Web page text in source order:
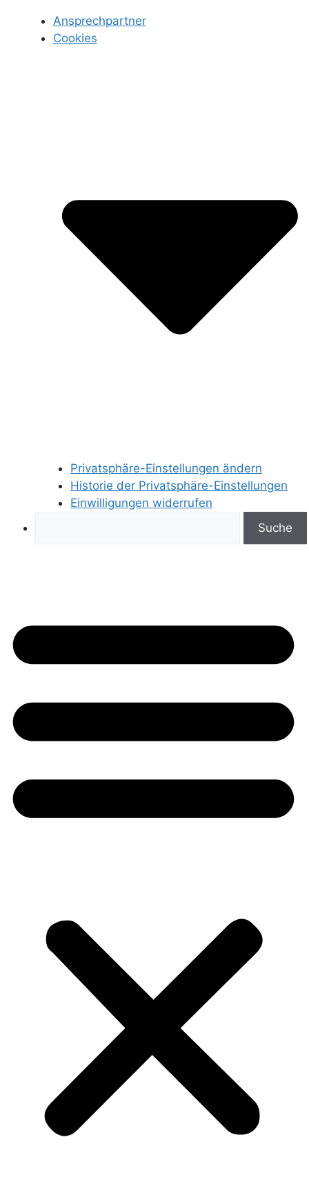
Ansprechpartner
Cookies
Privatsphäre-Einstellungen ändern
Historie der Privatsphäre-Einstellungen
Einwilligungen widerrufen